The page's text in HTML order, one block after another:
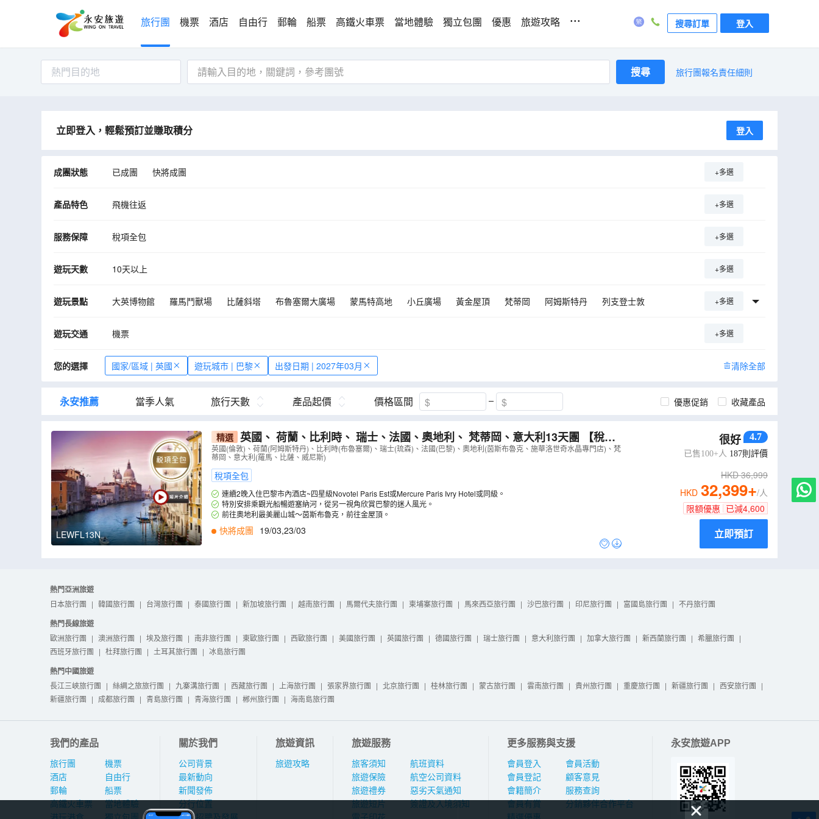
旅行團 機票 酒店 自由行 郵輪 船票 高鐵火車票 當地體驗 獨立包團 優惠 旅遊攻略 ... 搜尋訂單 登入
熱門目的地 搜尋 旅行團報名責任細則
立即登入，輕鬆預訂並賺取積分 登入
成團狀態 已成團 快將成團 +多選
產品特色 飛機往返 +多選
服務保障 稅項全包 +多選
遊玩天數 10天以上 +多選
遊玩景點 大英博物館 羅馬鬥獸場 比薩斜塔 布魯塞爾大廣場 蒙馬特高地 小丘廣場 黃金屋頂 梵蒂岡 阿姆斯特丹
列支登士敦
+多選
遊玩交通 機票 +多選
您的選擇 國家/區域 | 英國 遊玩城市 | 巴黎 出發日期 | 2027年03月 清除全部
永安推薦 當季人氣 旅行天數 產品起價 價格區間 優惠促銷 收藏產品
LEWFL13N
精選 英國、 荷蘭、比利時、 瑞士、法國、奧地利、 梵蒂岡、意大利13天團 【稅項
全包】乘觀光船遊塞納河、茵斯布魯克-金屋頂、世界七大建築奇觀~比薩斜塔、郵票
小國~列支登士敦（LEWFL13N
英國(倫敦)、荷蘭(阿姆斯特丹)、比利時(布魯塞爾)、瑞士(琉森)、法國(巴黎)、奧地利(茵斯布魯克、施華洛世奇水晶專門店)、梵
蒂岡、意大利(羅馬、比薩、威尼斯)
稅項全包
連續2晚入住巴黎市內酒店~四星級Novotel Paris Est或Mercure Paris Ivry Hotel或同級。
特別安排乘觀光船暢遊塞納河，從另一視角欣賞巴黎的迷人風光。
前往奧地利最美麗山城～茵斯布魯克，前往金屋頂。
快將成團 19/03,23/03
很好 4.7
已售100+人 187則評價
HKD36,999
HKD 32,399+/人
限額優惠 已減4,600
立即預訂
熱門亞洲旅遊
日本旅行團 | 韓國旅行團 | 台灣旅行團 | 泰國旅行團 | 新加坡旅行團 | 越南旅行團 | 馬爾代夫旅行團 | 柬埔寨旅行團 | 馬來西亞旅行團 | 沙巴旅行團 | 印尼旅行團 | 富國島旅行團 | 不丹旅行團
熱門長線旅遊
歐洲旅行團 | 澳洲旅行團 | 埃及旅行團 | 南非旅行團 | 東歐旅行團 | 西歐旅行團 | 美國旅行團 | 英國旅行團 | 德國旅行團 | 瑞士旅行團 | 意大利旅行團 | 加拿大旅行團 | 新西蘭旅行團 | 希臘旅行團 |
西班牙旅行團 | 杜拜旅行團 | 土耳其旅行團 | 冰島旅行團
熱門中國旅遊
長江三峽旅行團 | 絲綢之旅旅行團 | 九寨溝旅行團 | 西藏旅行團 | 上海旅行團 | 張家界旅行團 | 北京旅行團 | 桂林旅行團 | 蒙古旅行團 | 雲南旅行團 | 貴州旅行團 | 重慶旅行團 | 新疆旅行團 | 西安旅行團 |
新疆旅行團 | 成都旅行團 | 青島旅行團 | 青海旅行團 | 郴州旅行團 | 海南島旅行團
我們的產品
旅行團
酒店
郵輪
高鐵火車票
機票
自由行
船票
當地體驗
關於我們
公司背景
最新動向
新聞發佈
分行位置
旅遊資訊
旅遊攻略
旅遊服務
旅客須知
旅遊保險
旅遊禮券
旅遊短片
航班資料
航空公司資料
惡劣天氣通知
簽證及入境須知
更多服務與支援
會員登入
會員登記
會籍簡介
會員有賞
會員活動
顧客意見
服務查詢
分銷夥伴合作平台
永安旅遊APP